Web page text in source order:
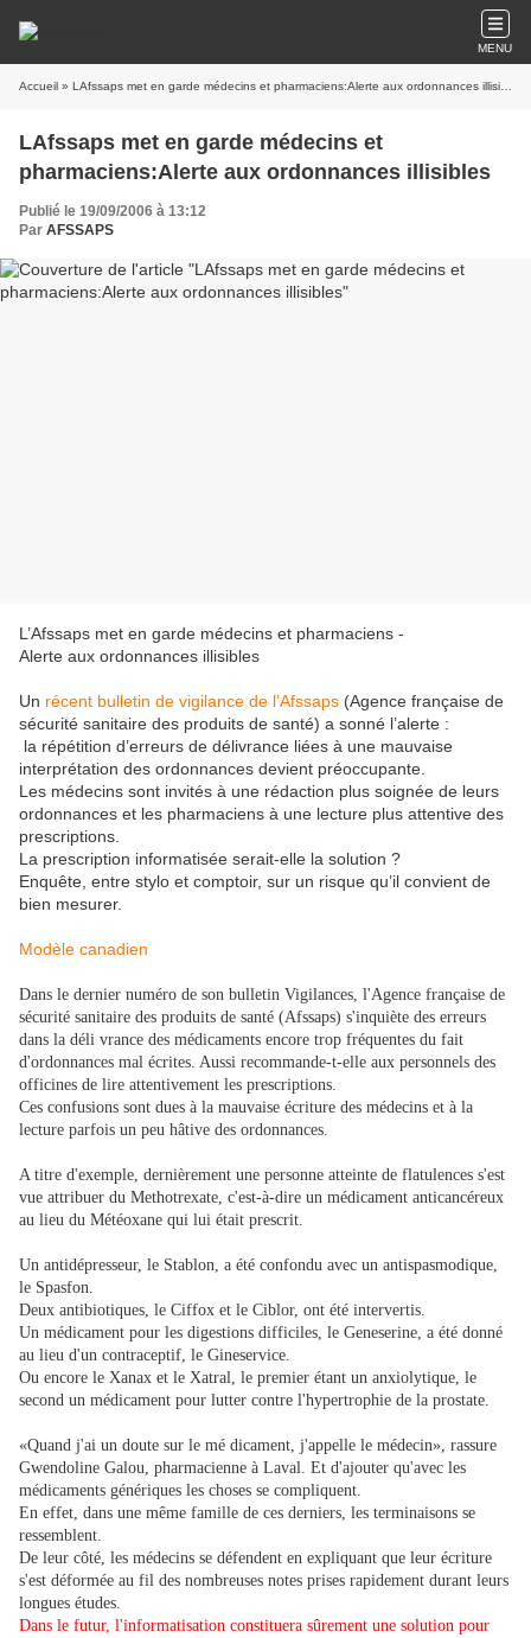
MENU
Accueil » LAfssaps met en garde médecins et pharmaciens:Alerte aux ordonnances illisibles
LAfssaps met en garde médecins et
pharmaciens:Alerte aux ordonnances illisibles
Publié le 19/09/2006 à 13:12
Par AFSSAPS
L’Afssaps met en garde médecins et pharmaciens -
Alerte aux ordonnances illisibles
Un récent bulletin de vigilance de l’Afssaps (Agence française de
sécurité sanitaire des produits de santé) a sonné l’alerte :
la répétition d’erreurs de délivrance liées à une mauvaise
interprétation des ordonnances devient préoccupante.
Les médecins sont invités à une rédaction plus soignée de leurs
ordonnances et les pharmaciens à une lecture plus attentive des
prescriptions.
La prescription informatisée serait-elle la solution ?
Enquête, entre stylo et comptoir, sur un risque qu’il convient de
bien mesurer.
Modèle canadien
Dans le dernier numéro de son bulletin Vigilances, l'Agence française de
sécurité sanitaire des produits de santé (Afssaps) s'inquiète des erreurs
dans la déli vrance des médicaments encore trop fréquentes du fait
d'ordonnances mal écrites. Aussi recommande-t-elle aux personnels des
officines de lire attentivement les prescriptions.
Ces confusions sont dues à la mauvaise écriture des médecins et à la
lecture parfois un peu hâtive des ordonnances.
A titre d'exemple, dernièrement une personne atteinte de flatulences s'est
vue attribuer du Methotrexate, c'est-à-dire un médicament anticancéreux
au lieu du Météoxane qui lui était prescrit.
Un antidépresseur, le Stablon, a été confondu avec un antispasmodique,
le Spasfon.
Deux antibiotiques, le Ciffox et le Ciblor, ont été intervertis.
Un médicament pour les digestions difficiles, le Geneserine, a été donné
au lieu d'un contraceptif, le Gineservice.
Ou encore le Xanax et le Xatral, le premier étant un anxiolytique, le
second un médicament pour lutter contre l'hypertrophie de la prostate.
«Quand j'ai un doute sur le mé dicament, j'appelle le médecin», rassure
Gwendoline Galou, pharmacienne à Laval. Et d'ajouter qu'avec les
médicaments génériques les choses se compliquent.
En effet, dans une même famille de ces derniers, les terminaisons se
ressemblent.
De leur côté, les médecins se défendent en expliquant que leur écriture
s'est déformée au fil des nombreuses notes prises rapidement durant leurs
longues études.
Dans le futur, l'informatisation constituera sûrement une solution pour